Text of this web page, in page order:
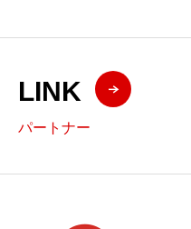
LINK
パートナー